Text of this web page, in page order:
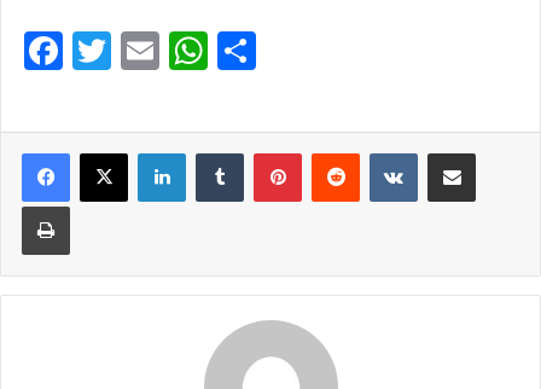
F
c
e
b
o
o
T
itt
er
E
ai
l
W
at
s
A
p
ar
e
LinkedInTumblr PinterestReddit VKontakteShare via Email
Print